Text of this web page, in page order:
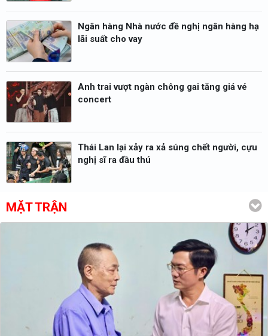
Ngân hàng Nhà nước đề nghị ngân hàng hạ
lãi suất cho vay
Anh trai vượt ngàn chông gai tăng giá vé
concert
Thái Lan lại xảy ra xả súng chết người, cựu
nghị sĩ ra đầu thú
MẶT TRẬN